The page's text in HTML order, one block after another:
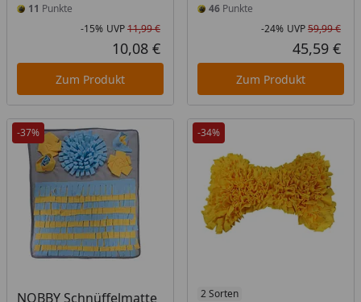
11 Punkte
Rabatt in Prozent
-15%
Ursprünglicher Preis
UVP11,99 €
Aktueller Preis
10,08 €
Zum Produkt
46Punkte
-24% UVP59,99 €
45,59 €
Zum Produkt
-37%
NOBBY Schnüffelmatte
-34%
2 Sorten